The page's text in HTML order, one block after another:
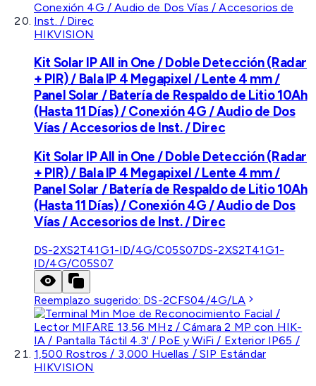
HIKVISION
Kit Solar IP All in One / Doble Detección (Radar
+ PIR) / Bala IP 4 Megapixel / Lente 4 mm /
Panel Solar / Batería de Respaldo de Litio 10Ah
(Hasta 11 Días) / Conexión 4G / Audio de Dos
Vías / Accesorios de Inst. / Direc
Kit Solar IP All in One / Doble Detección (Radar
+ PIR) / Bala IP 4 Megapixel / Lente 4 mm /
Panel Solar / Batería de Respaldo de Litio 10Ah
(Hasta 11 Días) / Conexión 4G / Audio de Dos
Vías / Accesorios de Inst. / Direc
DS-2XS2T41G1-ID/4G/C05S07DS-2XS2T41G1-
ID/4G/C05S07
Reemplazo sugerido: DS-2CFS04/4G/LA
HIKVISION